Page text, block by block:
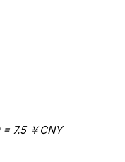
= 7.5 ￥CNY